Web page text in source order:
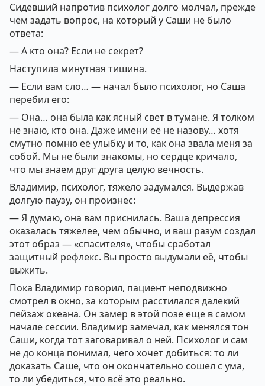
Сидевший напротив психолог долго молчал, прежде
чем задать вопрос, на который у Саши не было
ответа:
— А кто она? Если не секрет?
Наступила минутная тишина.
— Если вам сло… — начал было психолог, но Саша
перебил его:
— Она… она была как ясный свет в тумане. Я толком
не знаю, кто она. Даже имени её не назову… хотя
смутно помню её улыбку и то, как она звала меня за
собой. Мы не были знакомы, но сердце кричало,
что мы знаем друг друга целую вечность.
Владимир, психолог, тяжело задумался. Выдержав
долгую паузу, он произнес:
— Я думаю, она вам приснилась. Ваша депрессия
оказалась тяжелее, чем обычно, и ваш разум создал
этот образ — «спасителя», чтобы сработал
защитный рефлекс. Вы просто выдумали её, чтобы
выжить.
Пока Владимир говорил, пациент неподвижно
смотрел в окно, за которым расстилался далекий
пейзаж океана. Он замер в этой позе еще в самом
начале сессии. Владимир замечал, как менялся тон
Саши, когда тот заговаривал о ней. Психолог и сам
не до конца понимал, чего хочет добиться: то ли
доказать Саше, что он окончательно сошел с ума,
то ли убедиться, что всё это реально.